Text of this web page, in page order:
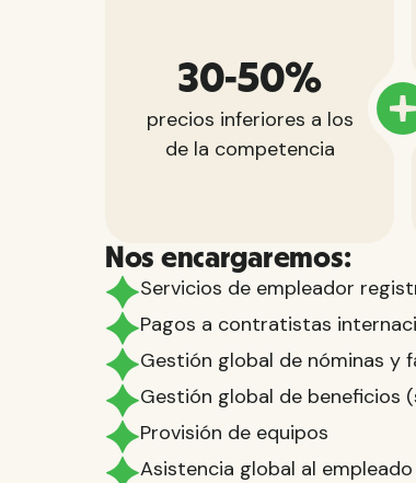
30-50%
precios inferiores a los
de la competencia
Nos encargaremos:
Servicios de empleador
Pagos a contratistas
Gestión global de nóminas y
Gestión global de beneficios
Provisión de equipos
Asistencia global al